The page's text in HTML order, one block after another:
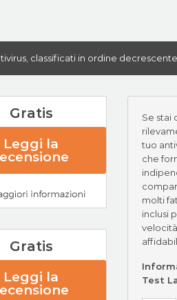
classificati in ordine
Gratis
Leggi la
Gratis
Leggi la
Se stai
tuo
che
molti
inclusi
Test